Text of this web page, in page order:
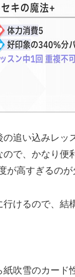
の追い込みレッ
で、かなり便
が高すぎるのが
けるので、結
吹雪のカード